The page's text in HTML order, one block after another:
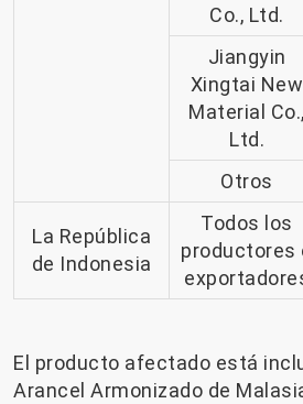
Co., Ltd.
Jiangyin
Xingtai New
Material Co.,
Ltd.
Otros
La República
de Indonesia
Todos los
productores
El producto afectado está
Arancel Armonizado de